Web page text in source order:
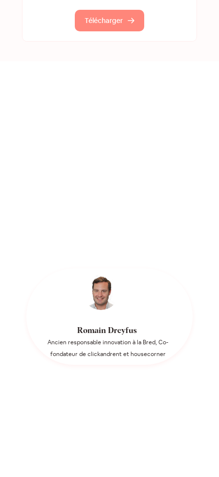
Télécharger
Romain Dreyfus
Ancien responsable innovation à la Bred, Co-
fondateur de clickandrent et housecorner